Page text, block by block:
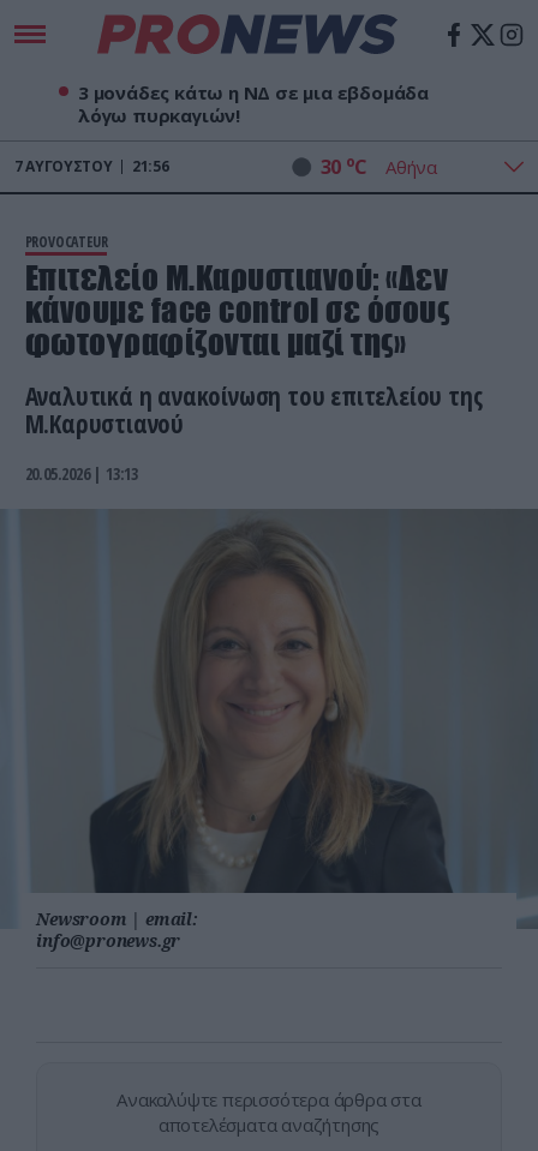
3 μονάδες κάτω η ΝΔ σε μια εβδομάδα
λόγω πυρκαγιών!
7ΑΥΓΟΎΣΤΟΥ 21:56 30 oC
PROVOCATEUR
Επιτελείο Μ.Καρυστιανού: «Δεν
κάνουμε face control σε όσους
φωτογραφίζονται μαζί της»
Αναλυτικά η ανακοίνωση του επιτελείου της
Μ.Καρυστιανού
20.05.2026 | 13:13
Newsroom | email:
info@pronews.gr
Ανακαλύψτε περισσότερα άρθρα στα
αποτελέσματα αναζήτησης